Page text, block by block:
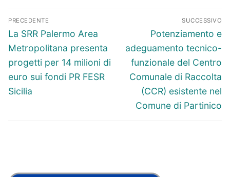
Navigazione
articoli
PRECEDENTE
Articolo
precedente:
La SRR Palermo Area
Metropolitana presenta
progetti per 14 milioni di
euro sui fondi PR FESR
Sicilia
SUCCESSIVO
Articolo
successivo:
Potenziamento e
adeguamento tecnico-
funzionale del Centro
Comunale di Raccolta
(CCR) esistente nel
Comune di Partinico